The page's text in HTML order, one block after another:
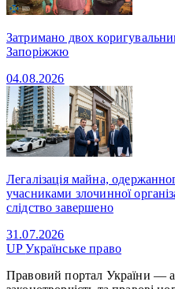
Затримано двох
Запоріжжю
04.08.2026
Легалізація майна,
учасниками злочинної
слідство завершено
31.07.2026
UPУкраїнське право
Правовий портал України —